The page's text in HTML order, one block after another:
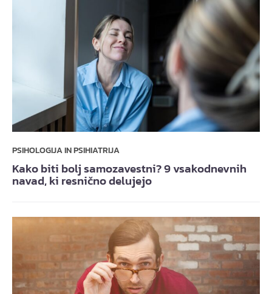
PSIHOLOGIJA IN PSIHIATRIJA
Kako biti bolj samozavestni? 9 vsakodnevnih
navad, ki resnično delujejo